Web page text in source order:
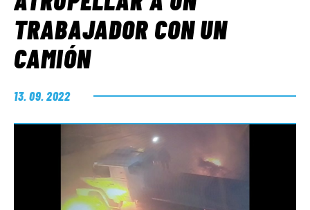
FUERA DE MEGÁFONO
TRABAJADOR CON UN
CAMIÓN
13. 09. 2022